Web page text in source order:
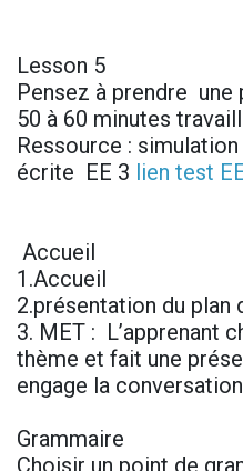
Lesson 5
Pensez à prendre une
50 à 60 minutes
Ressource :
écrite EE 3 lien test
Accueil
1.Accueil
2.présentation du plan
3. MET : L’apprenant
thème et fait une
engage la
Grammaire
Choisir un point de